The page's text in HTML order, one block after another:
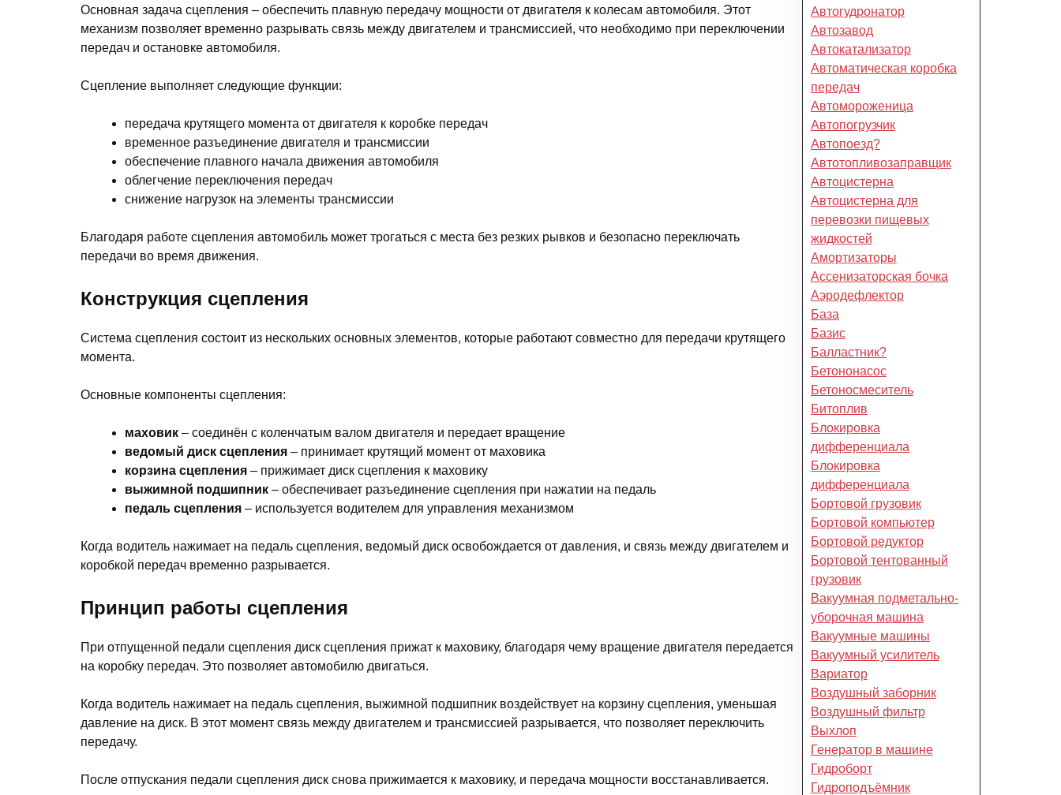
Основная задача сцепления – обеспечить плавную передачу мощности от двигателя к колесам автомобиля. Этот
механизм позволяет временно разрывать связь между двигателем и трансмиссией, что необходимо при переключении
передач и остановке автомобиля.
Сцепление выполняет следующие функции:
передача крутящего момента от двигателя к коробке передач
временное разъединение двигателя и трансмиссии
обеспечение плавного начала движения автомобиля
облегчение переключения передач
снижение нагрузок на элементы трансмиссии
Благодаря работе сцепления автомобиль может трогаться с места без резких рывков и безопасно переключать
передачи во время движения.
Конструкция сцепления
Система сцепления состоит из нескольких основных элементов, которые работают совместно для передачи крутящего
момента.
Основные компоненты сцепления:
маховик – соединён с коленчатым валом двигателя и передает вращение
ведомый диск сцепления – принимает крутящий момент от маховика
корзина сцепления – прижимает диск сцепления к маховику
выжимной подшипник – обеспечивает разъединение сцепления при нажатии на педаль
педаль сцепления – используется водителем для управления механизмом
Когда водитель нажимает на педаль сцепления, ведомый диск освобождается от давления, и связь между двигателем и
коробкой передач временно разрывается.
Принцип работы сцепления
При отпущенной педали сцепления диск сцепления прижат к маховику, благодаря чему вращение двигателя передается
на коробку передач. Это позволяет автомобилю двигаться.
Когда водитель нажимает на педаль сцепления, выжимной подшипник воздействует на корзину сцепления, уменьшая
давление на диск. В этот момент связь между двигателем и трансмиссией разрывается, что позволяет переключить
передачу.
После отпускания педали сцепления диск снова прижимается к маховику, и передача мощности восстанавливается.
Автогудронатор
Автозавод
Автокатализатор
Автоматическая коробка
передач
Автомороженица
Автопогрузчик
Автопоезд?
Автотопливозаправщик
Автоцистерна
Автоцистерна для
перевозки пищевых
жидкостей
Амортизаторы
Ассенизаторская бочка
Аэродефлектор
База
Базис
Балластник?
Бетононасос
Бетоносмеситель
Битоплив
Блокировка
дифференциала
Блокировка
дифференциала
Бортовой грузовик
Бортовой компьютер
Бортовой редуктор
Бортовой тентованный
грузовик
Вакуумная подметально-
уборочная машина
Вакуумные машины
Вакуумный усилитель
Вариатор
Воздушный заборник
Воздушный фильтр
Выхлоп
Генератор в машине
Гидроборт
Гидроподъёмник